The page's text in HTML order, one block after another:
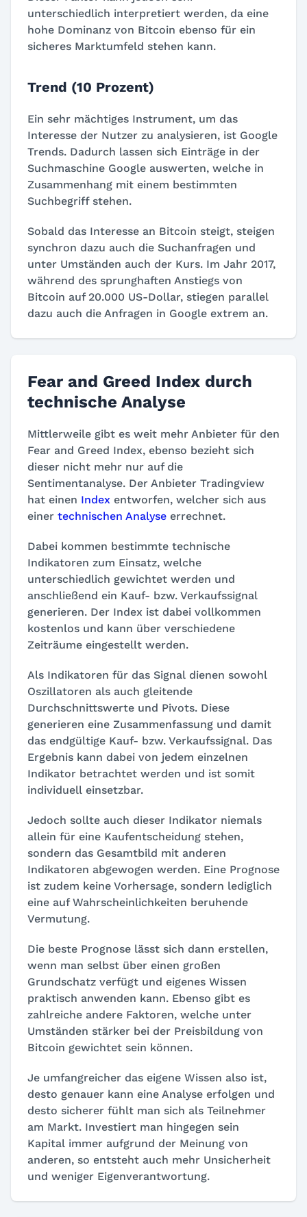
unterschiedlich interpretiert werden, da eine
hohe Dominanz von Bitcoin ebenso für ein
sicheres Marktumfeld stehen kann.
Trend (10 Prozent)
Ein sehr mächtiges Instrument, um das
Interesse der Nutzer zu analysieren, ist Google
Trends. Dadurch lassen sich Einträge in der
Suchmaschine Google auswerten, welche in
Zusammenhang mit einem bestimmten
Suchbegriff stehen.
Sobald das Interesse an Bitcoin steigt, steigen
synchron dazu auch die Suchanfragen und
unter Umständen auch der Kurs. Im Jahr 2017,
während des sprunghaften Anstiegs von
Bitcoin auf 20.000 US-Dollar, stiegen parallel
dazu auch die Anfragen in Google extrem an.
Fear and Greed Index durch
technische Analyse
Mittlerweile gibt es weit mehr Anbieter für den
Fear and Greed Index, ebenso bezieht sich
dieser nicht mehr nur auf die
Sentimentanalyse. Der Anbieter Tradingview
hat einen Index entworfen, welcher sich aus
einer technischen Analyse errechnet.
Dabei kommen bestimmte technische
Indikatoren zum Einsatz, welche
unterschiedlich gewichtet werden und
anschließend ein Kauf- bzw. Verkaufssignal
generieren. Der Index ist dabei vollkommen
kostenlos und kann über verschiedene
Zeiträume eingestellt werden.
Als Indikatoren für das Signal dienen sowohl
Oszillatoren als auch gleitende
Durchschnittswerte und Pivots. Diese
generieren eine Zusammenfassung und damit
das endgültige Kauf- bzw. Verkaufssignal. Das
Ergebnis kann dabei von jedem einzelnen
Indikator betrachtet werden und ist somit
individuell einsetzbar.
Jedoch sollte auch dieser Indikator niemals
allein für eine Kaufentscheidung stehen,
sondern das Gesamtbild mit anderen
Indikatoren abgewogen werden. Eine Prognose
ist zudem keine Vorhersage, sondern lediglich
eine auf Wahrscheinlichkeiten beruhende
Vermutung.
Die beste Prognose lässt sich dann erstellen,
wenn man selbst über einen großen
Grundschatz verfügt und eigenes Wissen
praktisch anwenden kann. Ebenso gibt es
zahlreiche andere Faktoren, welche unter
Umständen stärker bei der Preisbildung von
Bitcoin gewichtet sein können.
Je umfangreicher das eigene Wissen also ist,
desto genauer kann eine Analyse erfolgen und
desto sicherer fühlt man sich als Teilnehmer
am Markt. Investiert man hingegen sein
Kapital immer aufgrund der Meinung von
anderen, so entsteht auch mehr Unsicherheit
und weniger Eigenverantwortung.